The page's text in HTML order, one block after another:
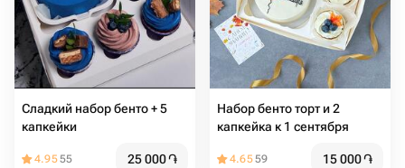
Сладкий набор бенто + 5
капкейки
4.9555 25 000֏
Набор бенто торт и 2
капкейка к 1 сентября
4.6559 15 000֏